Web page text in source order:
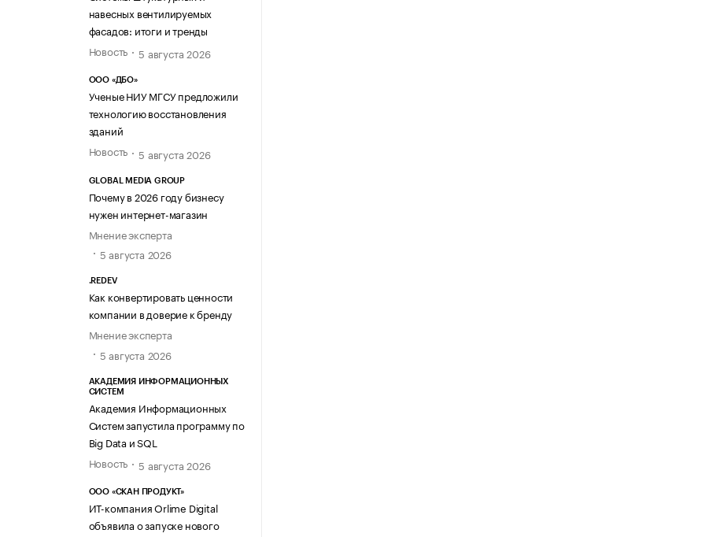
навесных вентилируемых
фасадов: итоги и тренды
Новость
5 августа 2026
ООО «ДБО»
Ученые НИУ МГСУ предложили
технологию восстановления
зданий
Новость
5 августа 2026
GLOBAL MEDIA GROUP
Почему в 2026 году бизнесу
нужен интернет-магазин
Мнение эксперта
5 августа 2026
.REDEV
Как конвертировать ценности
компании в доверие к бренду
Мнение эксперта
5 августа 2026
АКАДЕМИЯ ИНФОРМАЦИОННЫХ
СИСТЕМ
Академия Информационных
Систем запустила программу по
Big Data и SQL
Новость
5 августа 2026
ООО «СКАН ПРОДУКТ»
ИТ-компания Orlime Digital
объявила о запуске нового